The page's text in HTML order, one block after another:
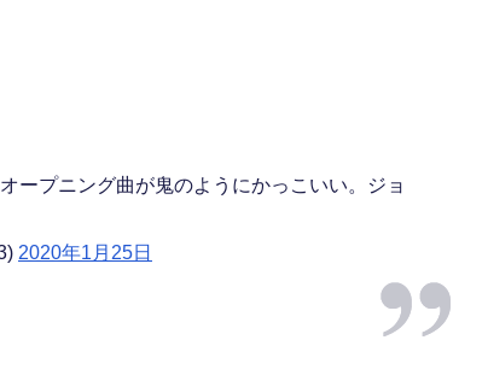
ープニング曲が鬼のようにかっこいい。ジョ
2020年1月25日